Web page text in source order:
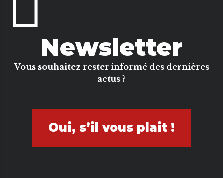
Newsletter
Vous souhaitez rester informé des dernières
actus ?
Oui, s’il vous plait !